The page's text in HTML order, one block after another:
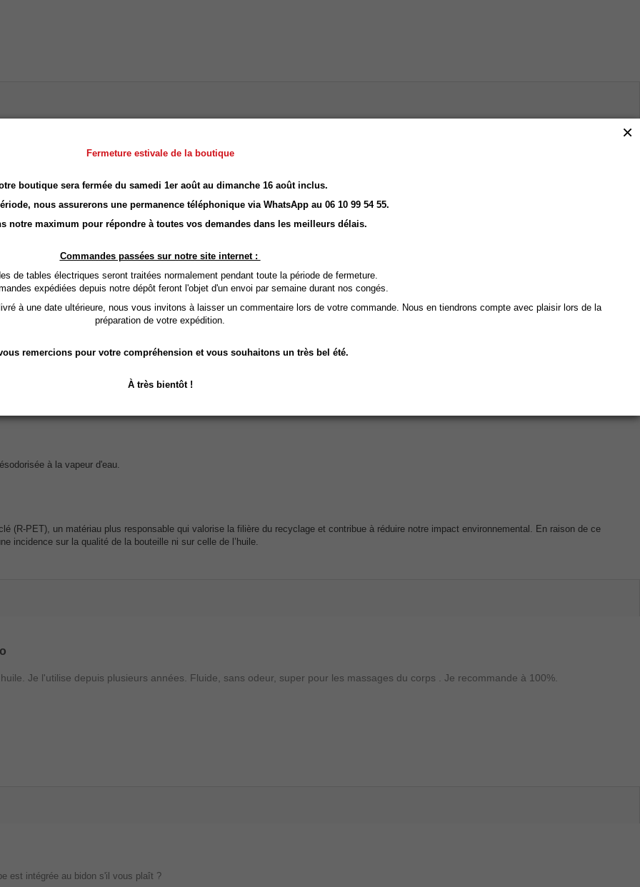
NEUTRE 100% BIOLOGIQUE
d'eau est intéressante en cosmétique ?
ce qui prolonge la durée de conservation des huiles de massage. Très bonne base pour les macérats et les huiles parfumées et produits faits
).
aux peaux sensibles ou sèches.
une huile de tournesol classique. Son taux élevé d’acide oléique aide à produire un savon plus durable et moins sujet au rancissement.
huiles essentielles pour optimiser les effets du massage bien-être. La désodorisation est effectué à la vapeur d'eau ( donc aucun produit chimique
à la vapeur d'eau.
(R-PET), un matériau plus responsable qui valorise la filière du recyclage et contribue à réduire notre impact environnemental. En raison de ce
incidence sur la qualité de la bouteille ni sur celle de l’huile.
Je l'utilise depuis plusieurs années. Fluide, sans odeur, super pour les massages du corps . Je recommande à 100%.
est intégrée au bidon s'il vous plaît ?
Fermeture estivale de la boutique
boutique sera fermée du samedi 1er août au dimanche 16 août inclus.
nous assurerons une permanence téléphonique via WhatsApp au 06 10 99 54 55.
notre maximum pour répondre à toutes vos demandes dans les meilleurs délais.
Commandes passées sur notre site internet :
de tables électriques seront traitées normalement pendant toute la période de fermeture.
expédiées depuis notre dépôt feront l'objet d'un envoi par semaine durant nos congés.
à une date ultérieure, nous vous invitons à laisser un commentaire lors de votre commande. Nous en tiendrons compte avec plaisir lors de la
préparation de votre expédition.
remercions pour votre compréhension et vous souhaitons un très bel été.
À très bientôt !
×